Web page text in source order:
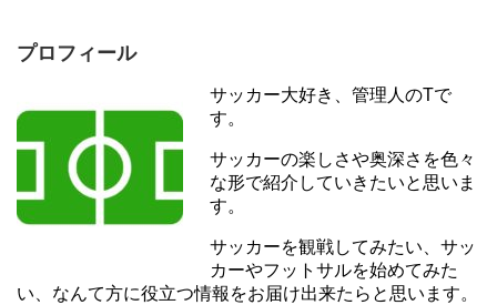
プロフィール
サッカー大好き、管理人のTで
す。
サッカーの楽しさや奥深さを色々
な形で紹介していきたいと思いま
す。
サッカーを観戦してみたい、サッ
カーやフットサルを始めてみた
い、なんて方に役立つ情報をお届け出来たらと思います。